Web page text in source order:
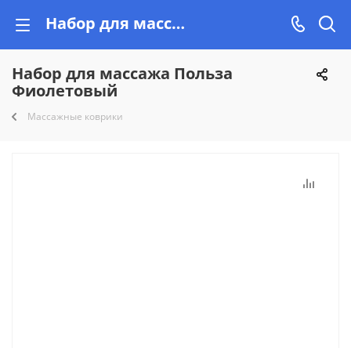
Набор для массажа Польза Фиолетовый купить недорого на Vishop.by, рассрочка!
Набор для массажа Польза
Фиолетовый
Массажные коврики